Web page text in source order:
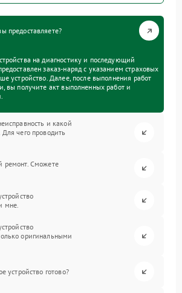
предоставляете?
на диагностику и последующий
заказ-наряд с указанием страховых
устройство. Далее, после выполнения работ
вы получите акт выполненных работ и
и какой
чего проводить
ремонт. Сможете
мне.
оригинальными
устройство готово?